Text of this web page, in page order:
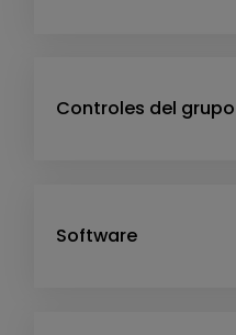
Controles del
Software